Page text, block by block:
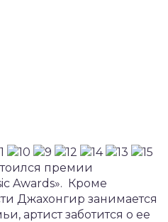
премии
Awards». Кроме
Джахонгир занимается
артист заботится о ее